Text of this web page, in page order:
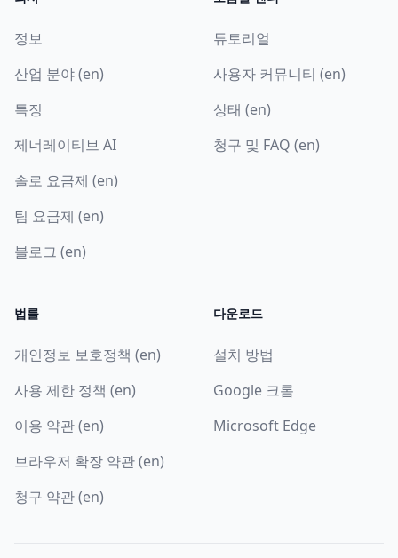
정보
산업 분야 (en)
특징
제너레이티브 AI
솔로 요금제 (en)
팀 요금제 (en)
블로그 (en)
튜토리얼
사용자 커뮤니티 (en)
상태 (en)
청구 및 FAQ (en)
법률
개인정보 보호정책 (en)
사용 제한 정책 (en)
이용 약관 (en)
브라우저 확장 약관 (en)
청구 약관 (en)
다운로드
설치 방법
Google 크롬
Microsoft Edge